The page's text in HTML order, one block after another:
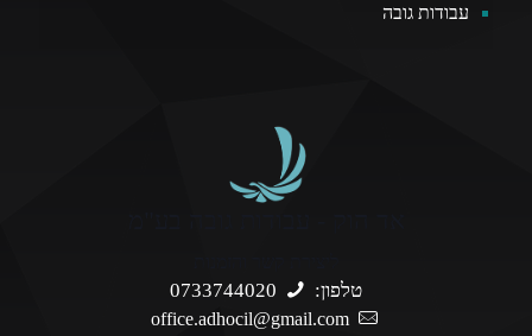
עבודות גובה
טלפון: 0733744020
office.adhocil@gmail.com